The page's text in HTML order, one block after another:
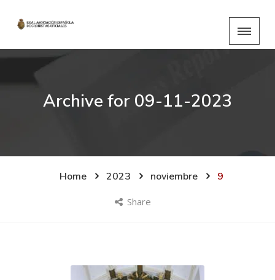
Archive for 09-11-2023
Home 2023 noviembre 9
Share